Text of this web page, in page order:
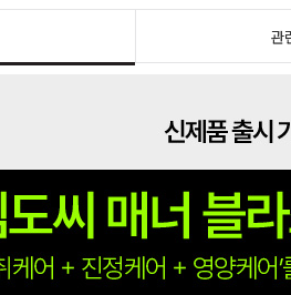
관